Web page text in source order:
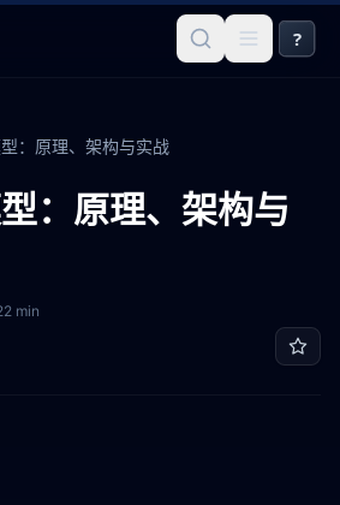
?
：原理、架构与实战
：原理、架构与
min